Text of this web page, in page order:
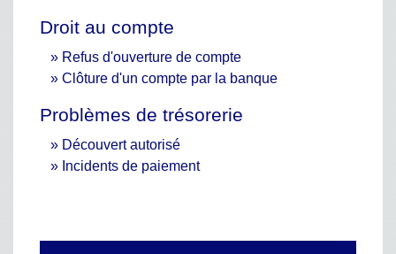
Droit au compte
Refus d'ouverture de compte
Clôture d'un compte par la banque
Problèmes de trésorerie
Découvert autorisé
Incidents de paiement